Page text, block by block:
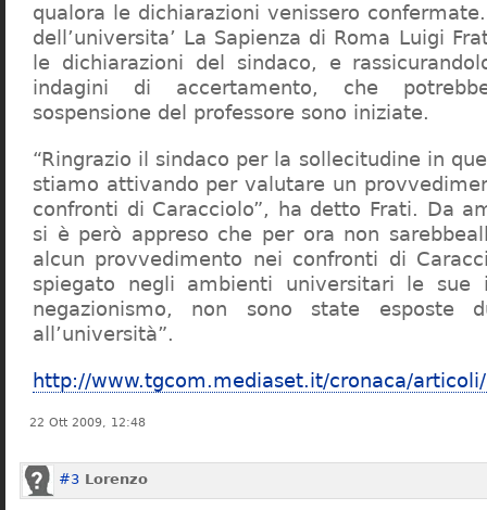
qualora le dichiarazioni venissero
dell’universita’ La Sapienza di Roma Luigi
le dichiarazioni del sindaco, e
indagini di accertamento, che
sospensione del professore sono iniziate.
“Ringrazio il sindaco per la sollecitudine in
stiamo attivando per valutare un
confronti di Caracciolo”, ha detto Frati. Da
si è però appreso che per ora non
alcun provvedimento nei confronti di
spiegato negli ambienti universitari le sue
negazionismo, non sono state esposte
all’università”.
http://www.tgcom.mediaset.it/cronaca/
22 Ott 2009, 12:48
#3 Lorenzo